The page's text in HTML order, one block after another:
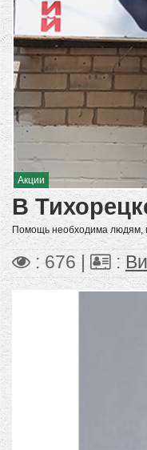
Акции
В
Помощь необходима людям,
: 676 | :